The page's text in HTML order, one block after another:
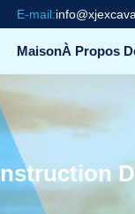
E-mail:
MaisonÀ Propos